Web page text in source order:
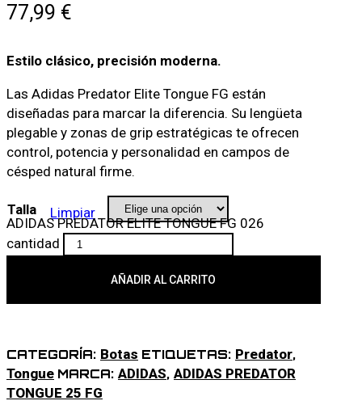
77,99 €
Estilo clásico, precisión moderna.
Las Adidas Predator Elite Tongue FG están
diseñadas para marcar la diferencia. Su lengüeta
plegable y zonas de grip estratégicas te ofrecen
control, potencia y personalidad en campos de
césped natural firme.
Talla Limpiar
ADIDAS PREDATOR ELITE TONGUE FG 026
cantidad
AÑADIR AL CARRITO
CATEGORÍA: Botas ETIQUETAS: Predator,
Tongue MARCA: ADIDAS, ADIDAS PREDATOR
TONGUE 25 FG